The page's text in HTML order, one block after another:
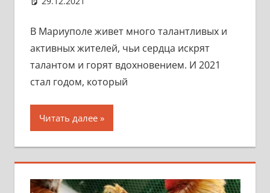
В Мариуполе живет много талантливых и
активных жителей, чьи сердца искрят
талантом и горят вдохновением. И 2021
стал годом, который
Читать далее